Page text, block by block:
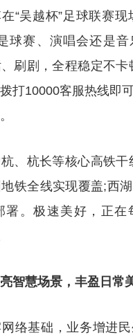
“吴越杯”足球联赛
球赛、演唱会还是
刷剧，全程稳定不卡
打10000客服热线即
、杭长等核心高铁干
铁全线实现覆盖;西
署。极速美好，正在
智慧场景，丰盈日常
络基础，业务增进